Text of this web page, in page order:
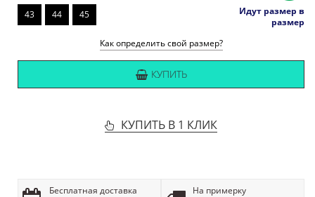
43 44 45
Идут размер в
размер
Как определить свой размер?
КУПИТЬ
КУПИТЬ В 1 КЛИК
Бесплатная доставка
На примерку